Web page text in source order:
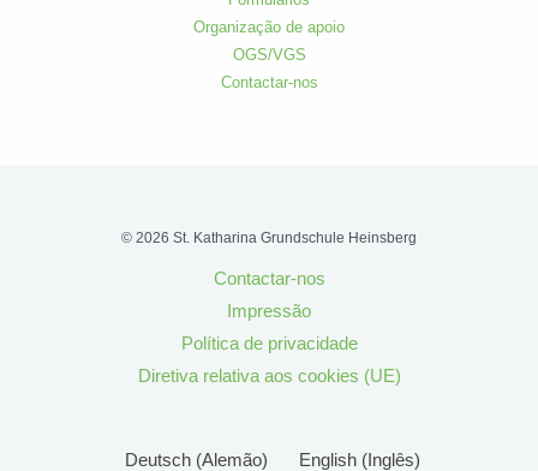
Organização de apoio
OGS/VGS
Contactar-nos
© 2026 St. Katharina Grundschule Heinsberg
Contactar-nos
Impressão
Política de privacidade
Diretiva relativa aos cookies (UE)
Deutsch (Alemão) English(Inglês)